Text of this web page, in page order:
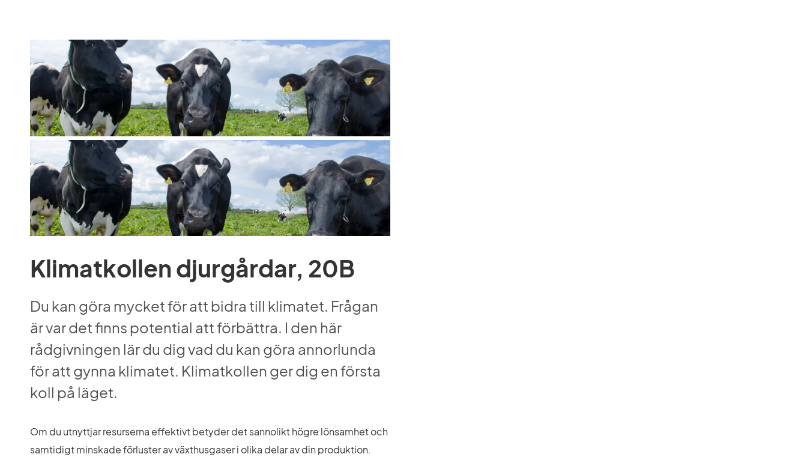
Klimatkollen djurgårdar, 20B
Du kan göra mycket för att bidra till klimatet. Frågan
är var det finns potential att förbättra. I den här
rådgivningen lär du dig vad du kan göra annorlunda
för att gynna klimatet. Klimatkollen ger dig en första
koll på läget.
Om du utnyttjar resurserna effektivt betyder det sannolikt högre lönsamhet och
samtidigt minskade förluster av växthusgaser i olika delar av din produktion.